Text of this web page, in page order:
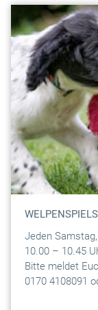
Jeden Samstag,
10.00 – 10.45
Bitte meldet
0170 4108091